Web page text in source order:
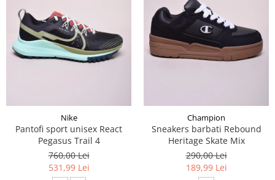
Nike
Pantofi sport unisex React
Pegasus Trail 4
760,00 Lei
531,99 Lei
Champion
Sneakers barbati Rebound
Heritage Skate Mix
290,00 Lei
189,99 Lei